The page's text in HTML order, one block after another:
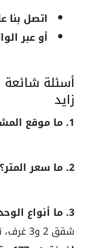
اتصل بنا
أو عبر
أسئلة
زايد
1. ما موقع المشروع؟
2. ما سعر المتر؟
3. ما أنواع الوحدات ومساحاتها؟
شقق 2 و3 غرف، تبدأ مساحات الشقق من